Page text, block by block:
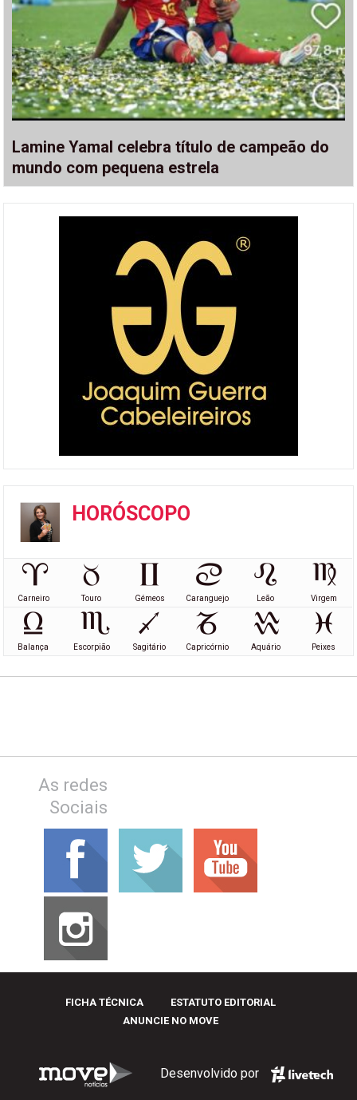
Lamine Yamal celebra título de campeão do
mundo com pequena estrela
HORÓSCOPO
Carneiro Touro Gémeos Caranguejo Leão Virgem
Balança Escorpião Sagitário Capricórnio Aquário Peixes
As redes
Sociais
FICHA TÉCNICA
ESTATUTO EDITORIAL
ANUNCIE NO MOVE
Desenvolvido por